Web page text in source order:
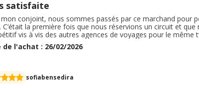
satisfaite
conjoint, nous sommes passés par ce marchand pour
C’était la première fois que nous réservions un circuit et
vis à vis des autres agences de voyages pour le même
et tout s’est bien déroulé une fois présents sur place.
voyage, ni à le conseiller à notre entourage.
de l'achat : 26/02/2026
sofiabensedira